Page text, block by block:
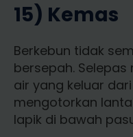
15) Kemas
Berkebun tidak
bersepah.
air yang keluar
mengotorkan
lapik di bawah